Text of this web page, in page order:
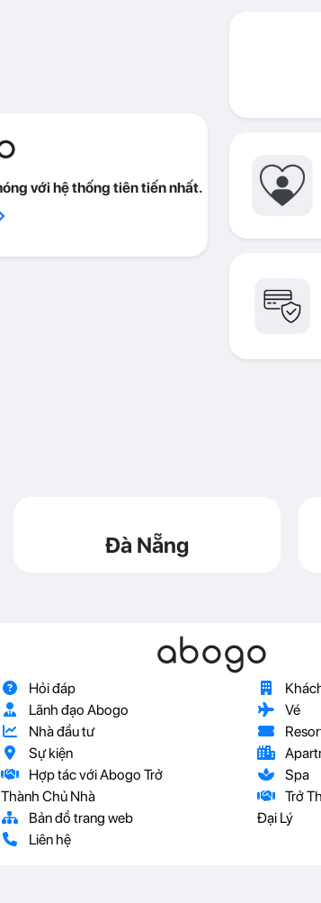
Đà Nẵng
abogo
Hỏi đáp
Lãnh đạo Abogo
Nhà đầu tư
Sự kiện
Hợp tác với Abogo Trở
Thành Chủ Nhà
Bản đồ trang web
Liên hệ
Vé
Spa
Trở
Đại Lý